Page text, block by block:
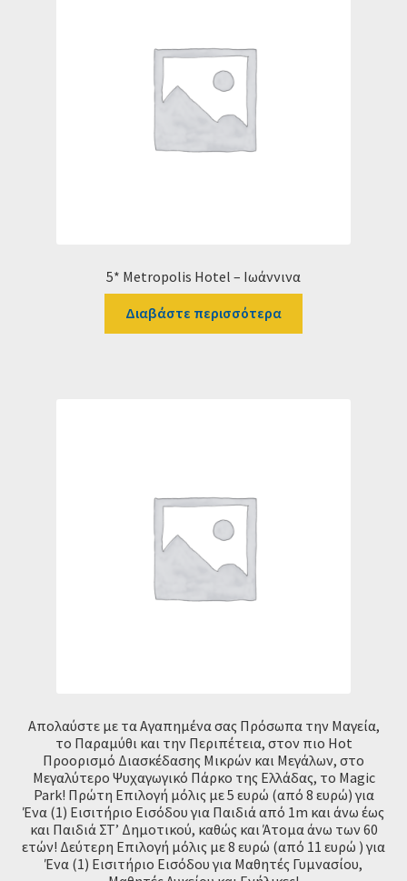
5* Metropolis Hotel – Ιωάννινα
Διαβάστε περισσότερα
Απολαύστε με τα Αγαπημένα σας Πρόσωπα την Μαγεία,
το Παραμύθι και την Περιπέτεια, στον πιο Hot
Προορισμό Διασκέδασης Μικρών και Μεγάλων, στο
Mεγαλύτερο Ψυχαγωγικό Πάρκο της Ελλάδας, το Magic
Park! Πρώτη Επιλογή μόλις με 5 ευρώ (από 8 ευρώ) για
Ένα (1) Εισιτήριο Εισόδου για Παιδιά από 1m και άνω έως
και Παιδιά ΣΤ’ Δημοτικού, καθώς και Άτομα άνω των 60
ετών! Δεύτερη Επιλογή μόλις με 8 ευρώ (από 11 ευρώ ) για
Ένα (1) Εισιτήριο Εισόδου για Μαθητές Γυμνασίου,